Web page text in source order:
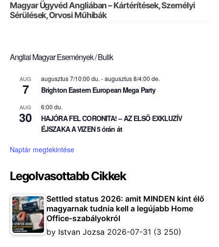
Magyar Ügyvéd Angliában – Kártérítések, Személyi
Sérülések, Orvosi Műhibák
Angliai Magyar Események / Bulik
AUG
7
augusztus 7/10:00 du. -augusztus 8/4:00 de.
Brighton Eastern European Mega Party
AUG
30
6:00 du.
HAJÓRA FEL CORONITA! – AZ ELSŐ EXKLUZÍV
ÉJSZAKA A VIZEN 5 órán át
Naptár megtekintése
Legolvasottabb Cikkek
Settled status 2026: amit MINDEN kint élő
magyarnak tudnia kell a legújabb Home
Office-szabályokról
by Istvan Jozsa 2026-07-31 (3 250)